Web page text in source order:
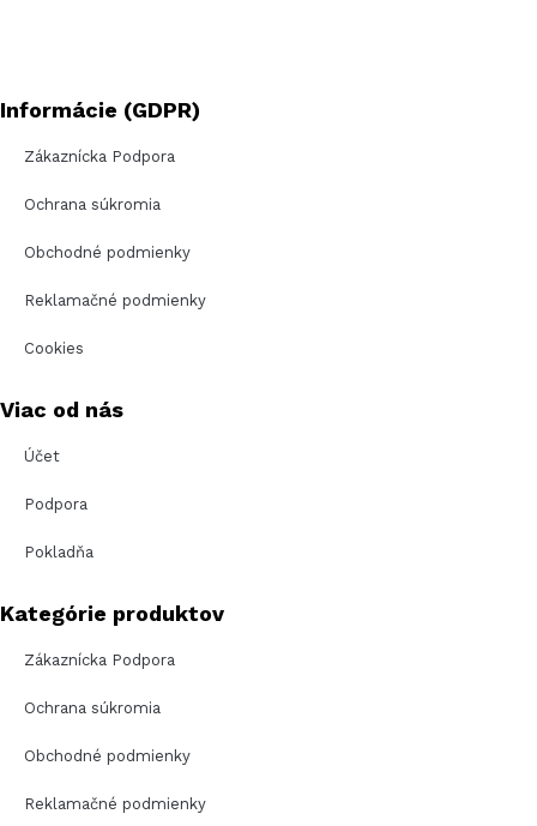
Informácie (GDPR)
Zákaznícka Podpora
Ochrana súkromia
Obchodné podmienky
Reklamačné podmienky
Cookies
Viac od nás
Účet
Podpora
Pokladňa
Kategórie produktov
Zákaznícka Podpora
Ochrana súkromia
Obchodné podmienky
Reklamačné podmienky